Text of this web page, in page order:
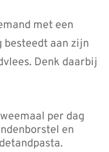
met een
besteedt aan zijn
Denk daarbij
per dag
en